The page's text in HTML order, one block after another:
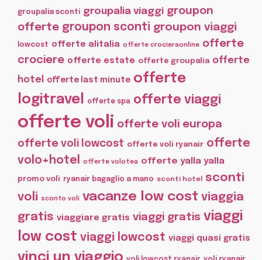
groupalia sconti groupalia viaggi groupon
offerte groupon sconti groupon viaggi
lowcost offerte alitalia offerte crocieraonline offerte
crociere offerte estate offerte groupalia offerte
hotel
offerte last minute offerte
logitravel
offerte spa offerte viaggi
offerte voli offerte voli europa
offerte voli lowcost offerte voli ryanair offerte
volo+hotel
offerte volotea offerte yalla yalla
promo voli ryanair bagaglio a mano sconti hotel
sconti
voli
sconto voli vacanze low cost viaggia
gratis viaggiare gratis viaggi gratis viaggi
low cost viaggi lowcost viaggi quasi gratis